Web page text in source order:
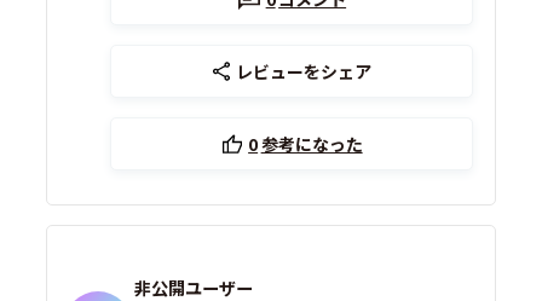
レビューをシェア
0参考になった
非公開ユーザー